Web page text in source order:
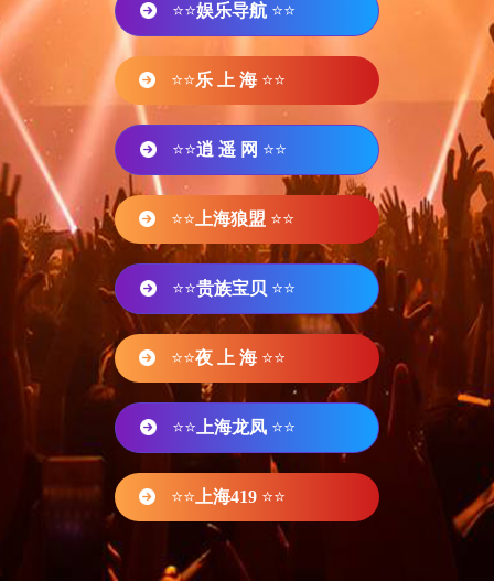
⭐⭐娱乐导航 ⭐⭐
⭐⭐乐 上 海 ⭐⭐
⭐⭐逍 遥 网 ⭐⭐
⭐⭐ 上海狼盟 ⭐⭐
⭐⭐贵族宝贝 ⭐⭐
⭐⭐夜 上 海 ⭐⭐
⭐⭐ 上海龙凤 ⭐⭐
⭐⭐ 上海419 ⭐⭐